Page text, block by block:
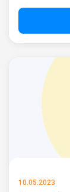
10.05.2023